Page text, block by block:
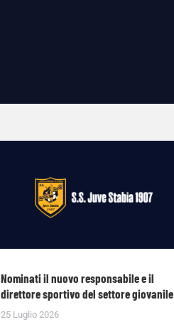
Nominati il nuovo responsabile e il
direttore sportivo del settore giovanile
25 Luglio 2026